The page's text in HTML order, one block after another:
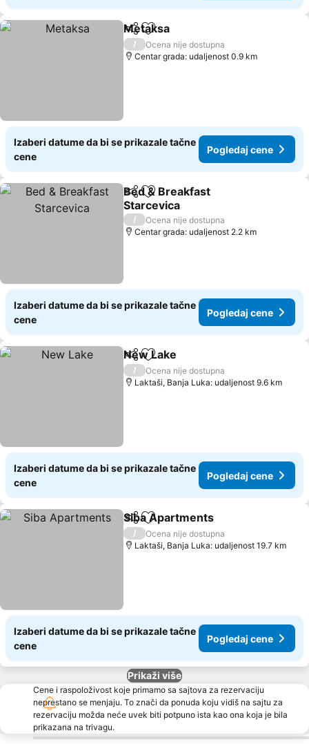
Deli Dodati u favorite
Metaksa
/
Ocena nije dostupna
Centar grada: udaljenost 0.9 km
Izaberi datume da bi se prikazale tačne
cene
Pogledaj cene
Deli Dodati u favorite
Bed & Breakfast
Starcevica
/
Ocena nije dostupna
Centar grada: udaljenost 2.2 km
Izaberi datume da bi se prikazale tačne
cene
Pogledaj cene
Deli Dodati u favorite
New Lake
/
Ocena nije dostupna
Laktaši, Banja Luka: udaljenost 9.6 km
Izaberi datume da bi se prikazale tačne
cene
Pogledaj cene
Deli Dodati u favorite
Siba Apartments
/
Ocena nije dostupna
Laktaši, Banja Luka: udaljenost 19.7 km
Izaberi datume da bi se prikazale tačne
cene
Pogledaj cene
Prikaži više
Cene i raspoloživost koje primamo sa sajtova za rezervaciju
neprestano se menjaju. To znači da ponuda koju vidiš na sajtu za
rezervaciju možda neće uvek biti potpuno ista kao ona koja je bila
prikazana na trivagu.